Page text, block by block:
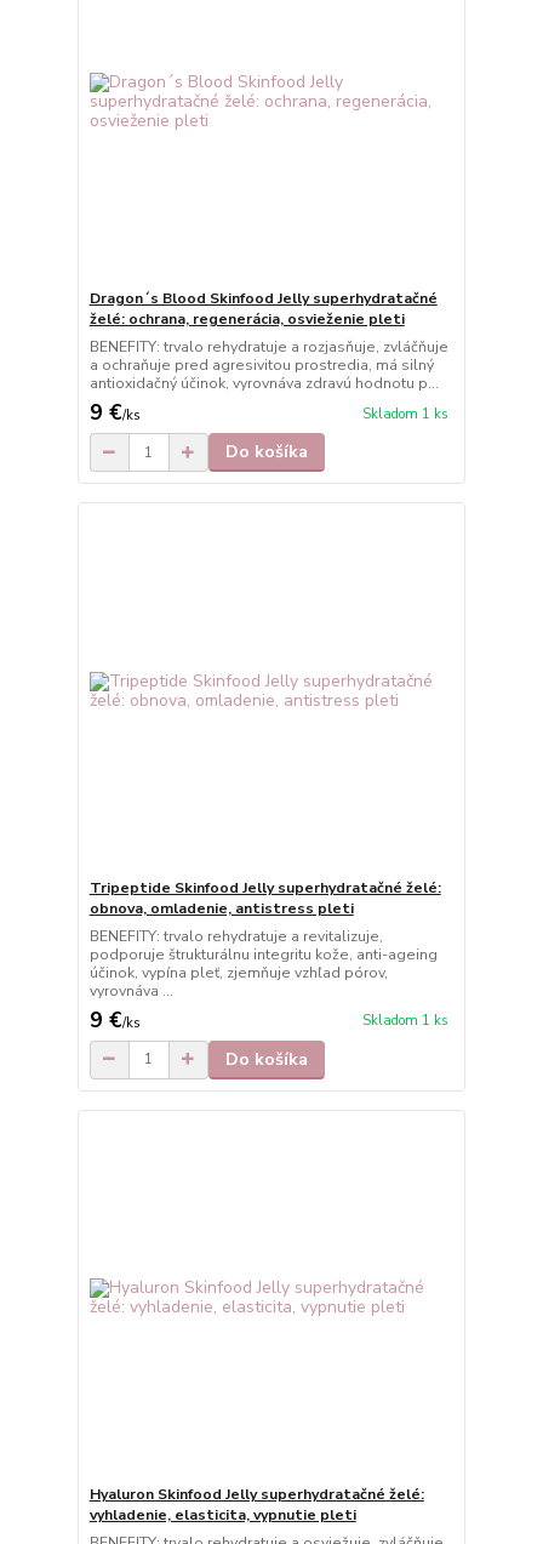
Dragon´s Blood Skinfood Jelly superhydratačné
želé: ochrana, regenerácia, osvieženie pleti
BENEFITY: trvalo rehydratuje a rozjasňuje, zvláčňuje
a ochraňuje pred agresivitou prostredia, má silný
antioxidačný účinok, vyrovnáva zdravú hodnotu p...
9 €/ks Skladom 1 ks
Do košíka
Tripeptide Skinfood Jelly superhydratačné želé:
obnova, omladenie, antistress pleti
BENEFITY: trvalo rehydratuje a revitalizuje,
podporuje štrukturálnu integritu kože, anti-ageing
účinok, vypína pleť, zjemňuje vzhľad pórov,
vyrovnáva ...
9 €/ks Skladom 1 ks
Do košíka
Hyaluron Skinfood Jelly superhydratačné želé:
vyhladenie, elasticita, vypnutie pleti